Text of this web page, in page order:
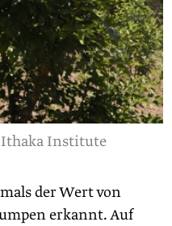
Institute
der Wert von
erkannt. Auf